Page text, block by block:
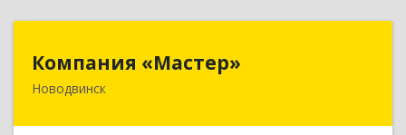
Компания «Мастер»
Новодвинск164902, Архангельская обл, Новодвинск г,